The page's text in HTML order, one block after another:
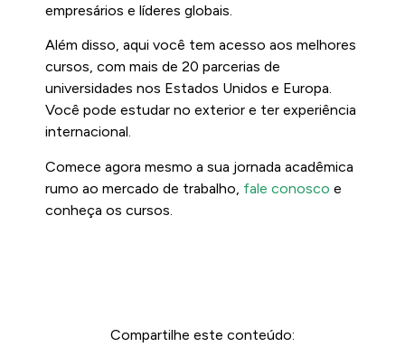
empresários e líderes globais.
Além disso, aqui você tem acesso aos melhores
cursos, com mais de 20 parcerias de
universidades nos Estados Unidos e Europa.
Você pode estudar no exterior e ter experiência
internacional.
Comece agora mesmo a sua jornada acadêmica
rumo ao mercado de trabalho, fale conosco e
conheça os cursos.
Compartilhe este conteúdo: